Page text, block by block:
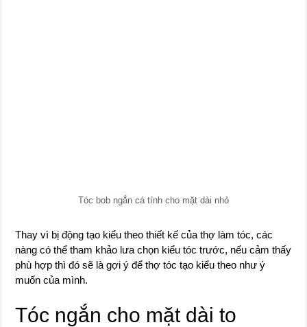
Tóc bob ngắn cá tính cho mặt dài nhỏ
Thay vì bị động tạo kiểu theo thiết kế của thợ làm tóc, các
nàng có thể tham khảo lưa chọn kiểu tóc trước, nếu cảm thấy
phù hợp thì đó sẽ là gợi ý để thợ tóc tạo kiểu theo như ý
muốn của mình.
Tóc ngắn cho mặt dài to